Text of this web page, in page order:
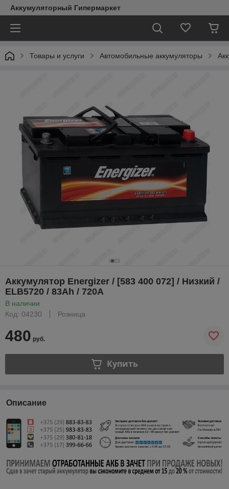
Аккумуляторный Гипермаркет
Товары и услуги Автомобильные аккумуляторы
Аккумулятор Energizer / [583 400 072] / Низкий /
ELB5720 / 83Ah / 720А
В наличии
Код: 04230
Розница
480 руб.
Купить
Описание